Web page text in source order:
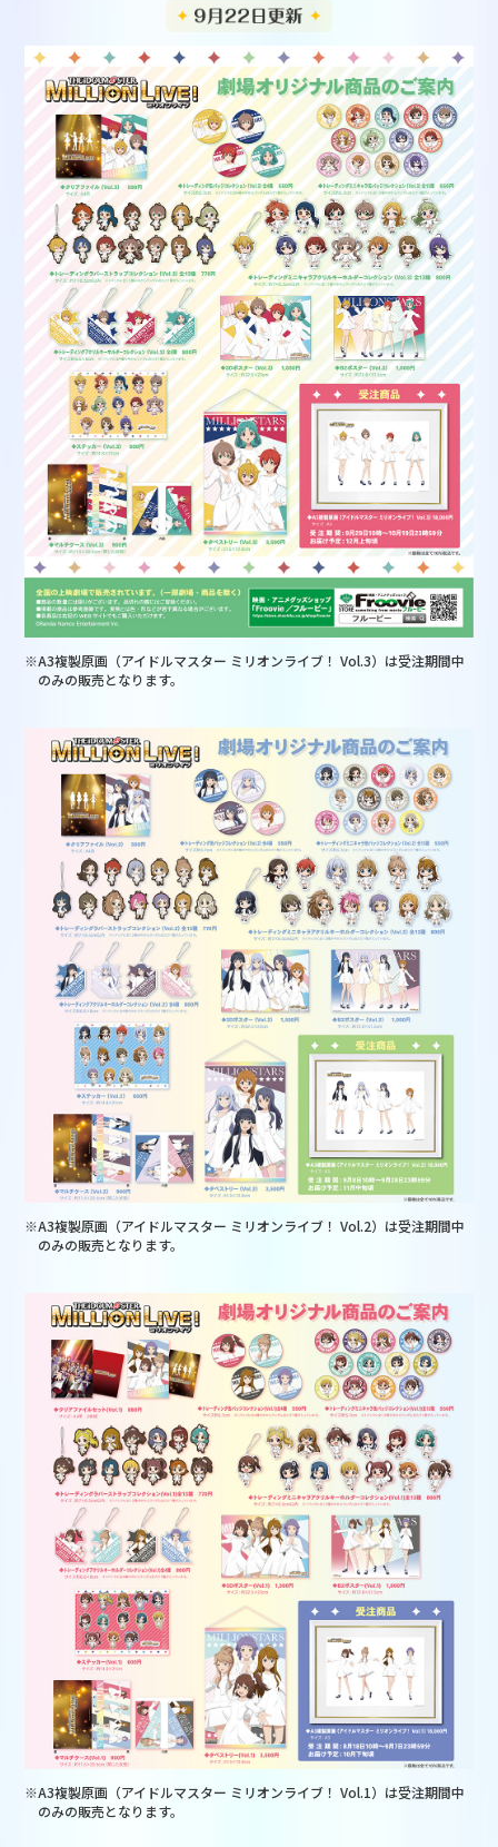
※A3複製原画（アイドルマスター ミリオンライブ！ Vol.3）は受注期間中
のみの販売となります。
※A3複製原画（アイドルマスター ミリオンライブ！ Vol.2）は受注期間中
のみの販売となります。
※A3複製原画（アイドルマスター ミリオンライブ！ Vol.1）は受注期間中
のみの販売となります。